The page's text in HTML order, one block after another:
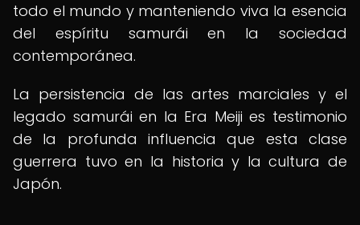
todo el mundo y manteniendo viva la esencia
del espíritu samurái en la sociedad
contemporánea.
La persistencia de las artes marciales y el
legado samurái en la Era Meiji es testimonio
de la profunda influencia que esta clase
guerrera tuvo en la historia y la cultura de
Japón.